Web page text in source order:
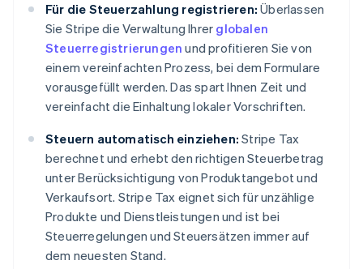
Für die Steuerzahlung registrieren: Überlassen
Sie Stripe die Verwaltung Ihrer globalen
Steuerregistrierungen und profitieren Sie von
einem vereinfachten Prozess, bei dem Formulare
vorausgefüllt werden. Das spart Ihnen Zeit und
vereinfacht die Einhaltung lokaler Vorschriften.
Steuern automatisch einziehen: Stripe Tax
berechnet und erhebt den richtigen Steuerbetrag
unter Berücksichtigung von Produktangebot und
Verkaufsort. Stripe Tax eignet sich für unzählige
Produkte und Dienstleistungen und ist bei
Steuerregelungen und Steuersätzen immer auf
dem neuesten Stand.